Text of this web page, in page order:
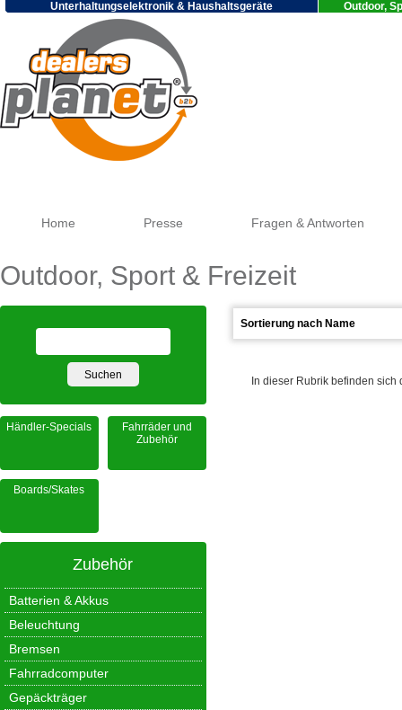
Unterhaltungselektronik & Haushaltsgeräte Outdoor,
Home Presse Fragen & Antworten
Outdoor, Sport & Freizeit
In dieser Rubrik befinden
Händler-Specials
Fahrräder und
Zubehör
Boards/Skates
Zubehör
Batterien & Akkus
Beleuchtung
Bremsen
Fahrradcomputer
Gepäckträger